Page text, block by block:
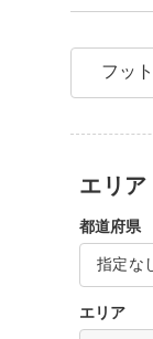
フッ
エリア
都道府県
指定な
エリア